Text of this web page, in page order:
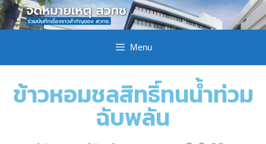
Menu
ข้าวหอมชลสิทธิ์ทนน้ำท่วม
ฉับพลัน